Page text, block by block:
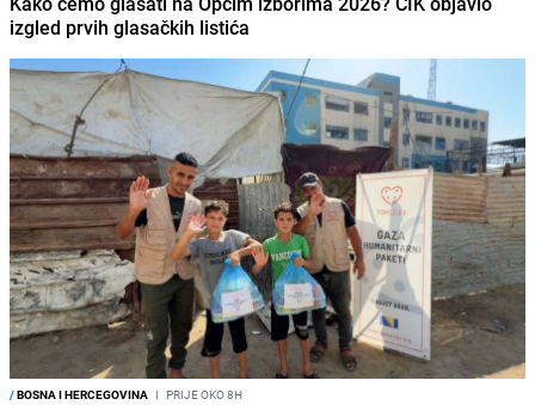
izgled prvih glasačkih listića
/BOSNA I HERCEGOVINA I PRIJE OKO 8H